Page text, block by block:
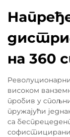
на 360
високом
пробив у
пружајући
са
софистицирани